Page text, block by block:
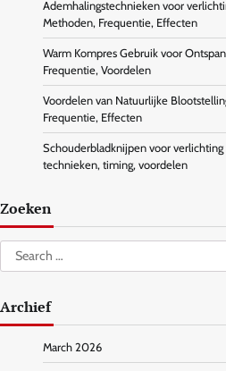
Ademhalingstechnieken voor
Methoden, Frequentie, Effecten
Warm Kompres Gebruik voor
Frequentie, Voordelen
Voordelen van Natuurlijke
Frequentie, Effecten
Schouderbladknijpen voor verlichting
technieken, timing, voordelen
Zoeken
Search
for:
Archief
March 2026